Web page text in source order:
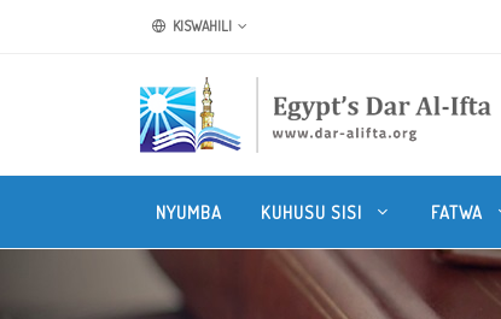
KISWAHILI
NYUMBA KUHUSU SISI FATWA